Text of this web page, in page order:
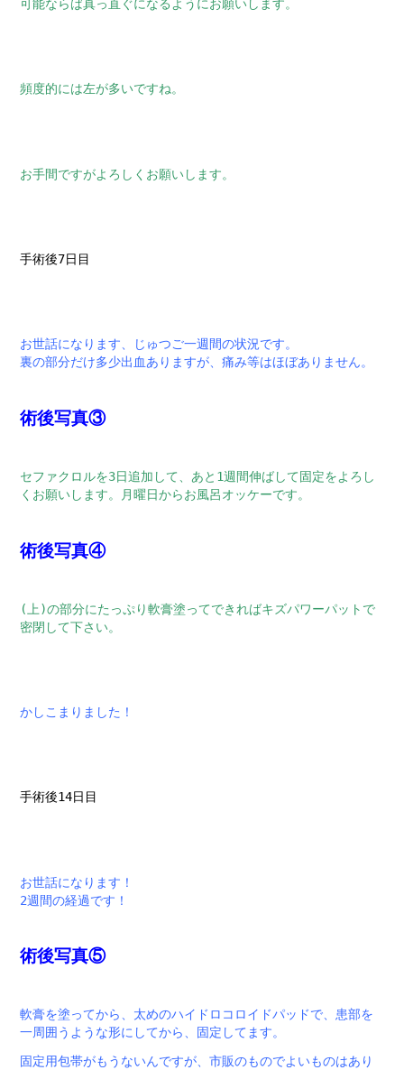
可能ならば真っ直ぐになるようにお願いします。
頻度的には左が多いですね。
お手間ですがよろしくお願いします。
手術後7日目
お世話になります、じゅつご一週間の状況です。
裏の部分だけ多少出血ありますが、痛み等はほぼありません。
術後写真③
セファクロルを3日追加して、あと1週間伸ばして固定をよろし
くお願いします。月曜日からお風呂オッケーです。
術後写真④
(上)の部分にたっぷり軟膏塗ってできればキズパワーパットで
密閉して下さい。
かしこまりました！
手術後14日目
お世話になります！
2週間の経過です！
術後写真⑤
軟膏を塗ってから、太めのハイドロコロイドパッドで、患部を
一周囲うような形にしてから、固定してます。
固定用包帯がもうないんですが、市販のものでよいものはあり